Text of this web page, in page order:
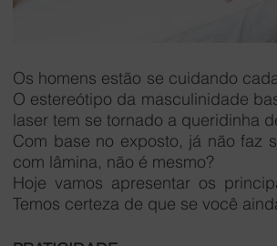
Os homens estão se cuidando
O estereótipo da masculinidade
laser tem se tornado a queridinha
Com base no exposto, já não faz
com lâmina, não é mesmo?
Hoje vamos apresentar os
Temos certeza de que se você